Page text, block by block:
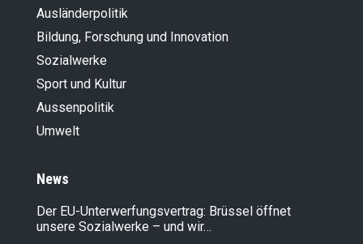
Ausländer­politik
Bildung, Forschung und Innovation
Sozialwerke
Sport und Kultur
Aussenpolitik
Umwelt
News
Der EU-Unterwerfungsvertrag: Brüssel öffnet
unsere Sozialwerke – und wir…